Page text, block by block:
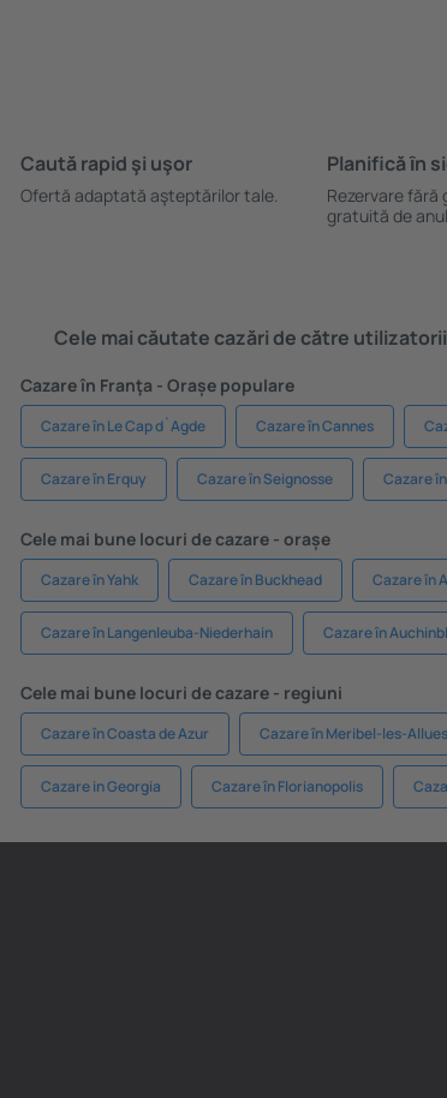
Caută rapid şi uşor
Ofertă adaptată aşteptărilor tale.
Planifică ȋn
Rezervare fără
gratuită de
Cele mai căutate cazări de către
Cazare în Franţa - Orașe populare
Cazare în Le Cap d`Agde Cazare în Cannes
Cazare în Erquy Cazare în Seignosse Cazare
Cele mai bune locuri de cazare - orașe
Cazare în Yahk Cazare în Buckhead Cazare în
Cazare în Langenleuba-Niederhain Cazare în
Cele mai bune locuri de cazare - regiuni
Cazare în Coasta de Azur Cazare în Meribel-les-Allues
Cazare in Georgia Cazare în Florianopolis